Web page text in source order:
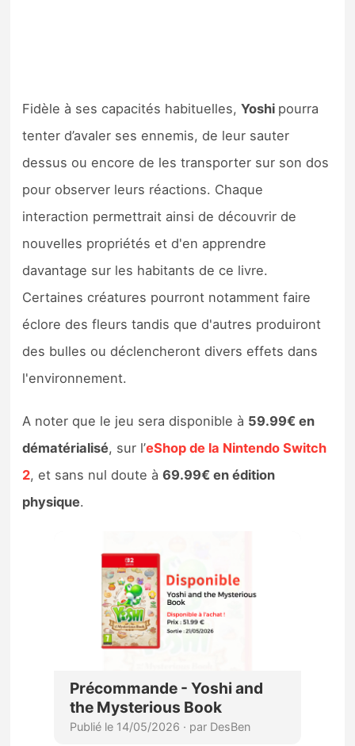
Fidèle à ses capacités habituelles,Yoshi pourra
tenter d’avaler ses ennemis, de leur sauter
dessus ou encore de les transporter sur son dos
pour observer leurs réactions. Chaque
interaction permettrait ainsi de découvrir de
nouvelles propriétés et d'en apprendre
davantage sur les habitants de ce livre.
Certaines créatures pourront notamment faire
éclore des fleurs tandis que d'autres produiront
des bulles ou déclencheront divers effets dans
l'environnement.
A noter que le jeu sera disponible à 59.99€ en
dématérialisé, sur l’eShop de la Nintendo Switch
2, et sans nul doute à69.99€ en édition
physique.